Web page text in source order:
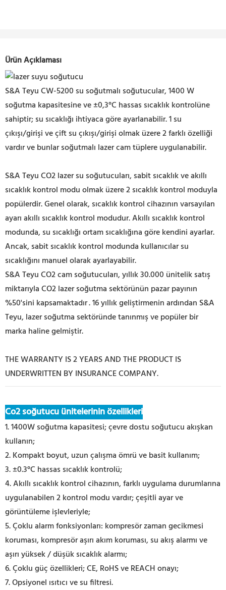
Ürün Açıklaması
S&A Teyu CW-5200 su soğutmalı soğutucular, 1400 W
soğutma kapasitesine ve±0,3°C hassas sıcaklık kontrolüne
sahiptir;su sıcaklığı ihtiyaca göre ayarlanabilir. 1 su
çıkışı/girişi ve çift su çıkışı/girişi olmak üzere 2 farklı özelliği
vardır ve bunlar soğutmalı lazer cam tüplere uygulanabilir.
S&A Teyu CO2 lazer su soğutucuları, sabit sıcaklık ve akıllı
sıcaklık kontrol modu olmak üzere 2 sıcaklık kontrol moduyla
popülerdir. Genel olarak, sıcaklık kontrol cihazının varsayılan
ayarı akıllı sıcaklık kontrol modudur. Akıllı sıcaklık kontrol
modunda, su sıcaklığı ortam sıcaklığına göre kendini ayarlar.
Ancak, sabit sıcaklık kontrol modunda kullanıcılar su
sıcaklığını manuel olarak ayarlayabilir.
S&A Teyu CO2 cam soğutucuları, yıllık 30.000 ünitelik satış
miktarıyla CO2 lazer soğutma sektörünün pazar payının
%50'sini kapsamaktadır. 16 yıllık geliştirmenin ardından S&A
Teyu, lazer soğutma sektöründe tanınmış ve popüler bir
marka haline gelmiştir.
THE WARRANTY IS 2 YEARS AND THE PRODUCT IS
UNDERWRITTEN BY INSURANCE COMPANY.
Co2 soğutucu ünitelerinin özellikleri
1. 1400W soğutma kapasitesi; çevre dostu soğutucu akışkan
kullanın;
2. Kompakt boyut, uzun çalışma ömrü ve basit kullanım;
3. ±0.3°C hassas sıcaklık kontrolü;
4. Akıllı sıcaklık kontrol cihazının, farklı uygulama durumlarına
uygulanabilen 2 kontrol modu vardır; çeşitli ayar ve
görüntüleme işlevleriyle;
5. Çoklu alarm fonksiyonları: kompresör zaman gecikmesi
koruması, kompresör aşırı akım koruması, su akış alarmı ve
aşırı yüksek / düşük sıcaklık alarmı;
6. Çoklu güç özellikleri; CE, RoHS ve REACH onayı;
7. Opsiyonel ısıtıcı ve su filtresi.